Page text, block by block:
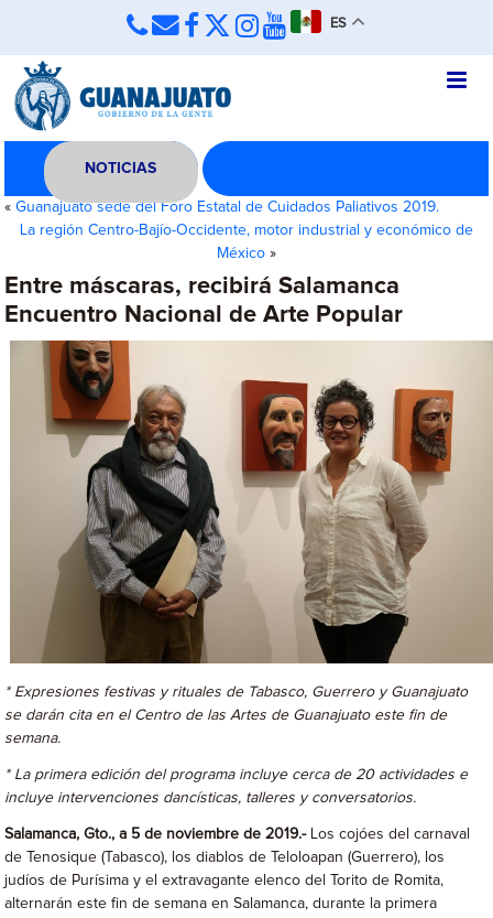
ES
NOTICIAS
«Guanajuato sede del Foro Estatal de Cuidados Paliativos 2019.
La región Centro-Bajío-Occidente, motor industrial y económico de
México »
Entre máscaras, recibirá Salamanca
Encuentro Nacional de Arte Popular
* Expresiones festivas y rituales de Tabasco, Guerrero y Guanajuato
se darán cita en el Centro de las Artes de Guanajuato este fin de
semana.
* La primera edición del programa incluye cerca de 20 actividades e
incluye intervenciones dancísticas, talleres y conversatorios.
Salamanca, Gto., a 5 de noviembre de 2019.- Los cojóes del carnaval
de Tenosique (Tabasco), los diablos de Teloloapan (Guerrero), los
judíos de Purísima y el extravagante elenco del Torito de Romita,
alternarán este fin de semana en Salamanca, durante la primera